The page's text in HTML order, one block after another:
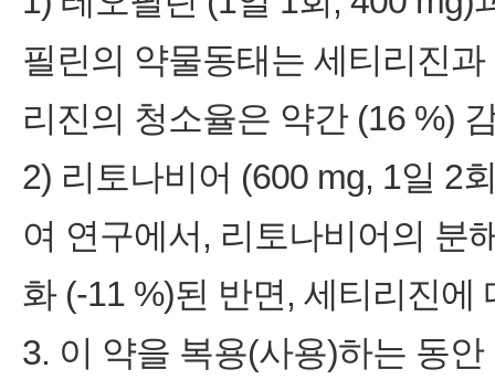
필린의 약물동태는 세티리진
리진의 청소율은 약간 (16 %)
2) 리토나비어 (600 mg, 1일 2
여 연구에서, 리토나비어의 분
화 (-11 %)된 반면, 세티리진에
3. 이 약을 복용(사용)하는 동